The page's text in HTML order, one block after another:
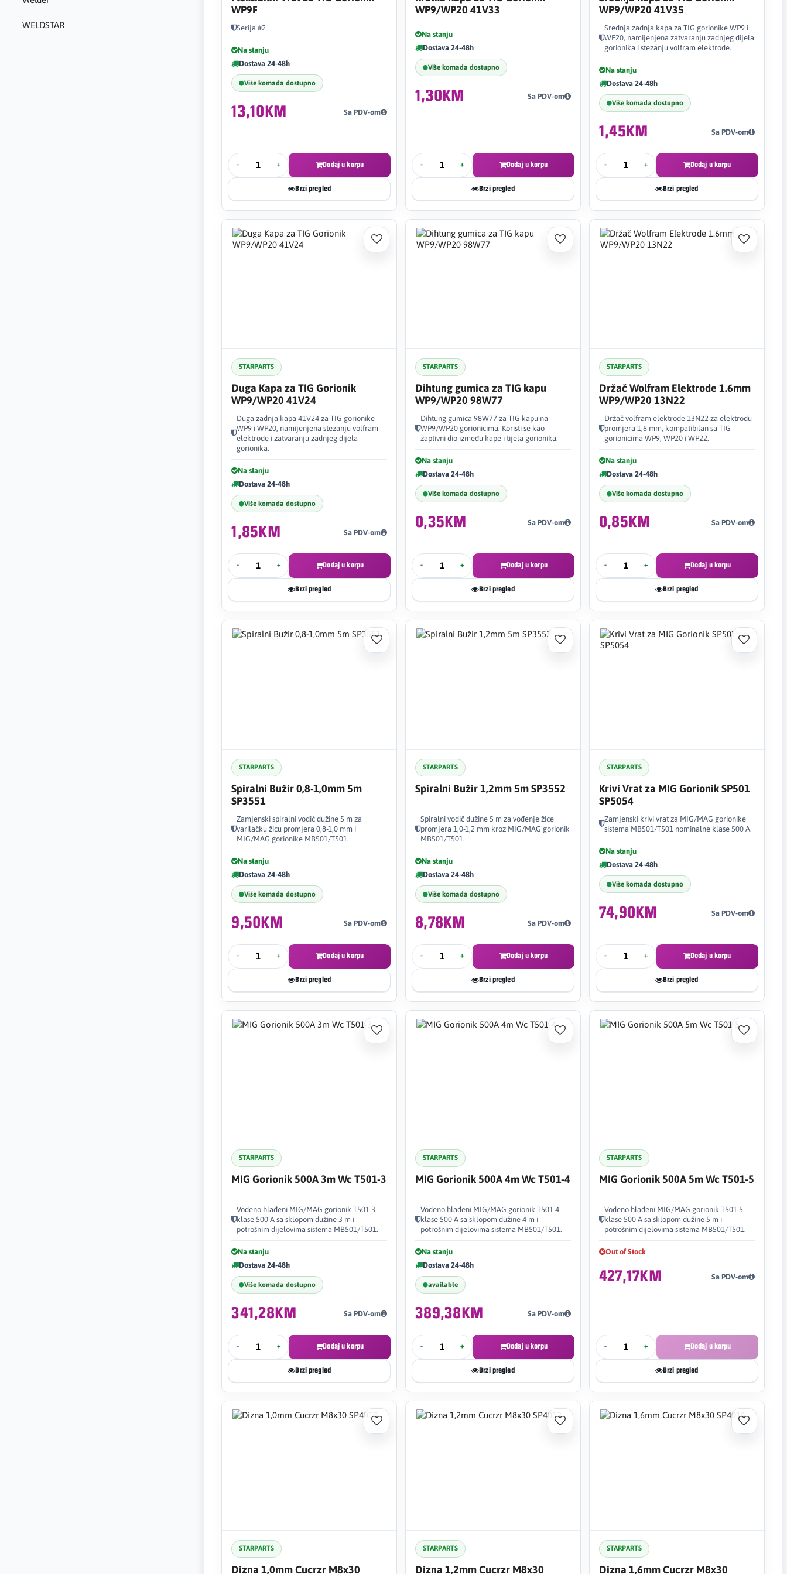
WELDSTAR
WP9F
Serija #2
Na stanju
Dostava 24-48h
Više komada dostupno
13,10KM Sa PDV-om
- + Dodaj u korpu
Brzi pregled
WP9/WP20 41V33
Na stanju
Dostava 24-48h
Više komada dostupno
1,30KM Sa PDV-om
- + Dodaj u korpu
Brzi pregled
WP9/WP20 41V35
Srednja zadnja kapa za TIG gorionike WP9 i
WP20, namijenjena zatvaranju zadnjeg dijela
gorionika i stezanju volfram elektrode.
Na stanju
Dostava 24-48h
Više komada dostupno
1,45KM Sa PDV-om
- + Dodaj u korpu
Brzi pregled
STARPARTS
Duga Kapa za TIG Gorionik
WP9/WP20 41V24
Duga zadnja kapa 41V24 za TIG gorionike
WP9 i WP20, namijenjena stezanju volfram
elektrode i zatvaranju zadnjeg dijela
gorionika.
Na stanju
Dostava 24-48h
Više komada dostupno
1,85KM Sa PDV-om
- + Dodaj u korpu
Brzi pregled
STARPARTS
Dihtung gumica za TIG kapu
WP9/WP20 98W77
Dihtung gumica 98W77 za TIG kapu na
WP9/WP20 gorionicima. Koristi se kao
zaptivni dio između kape i tijela gorionika.
Na stanju
Dostava 24-48h
Više komada dostupno
0,35KM Sa PDV-om
- + Dodaj u korpu
Brzi pregled
STARPARTS
Držač Wolfram Elektrode 1.6mm
WP9/WP20 13N22
Držač volfram elektrode 13N22 za elektrodu
promjera 1,6 mm, kompatibilan sa TIG
gorionicima WP9, WP20 i WP22.
Na stanju
Dostava 24-48h
Više komada dostupno
0,85KM Sa PDV-om
- + Dodaj u korpu
Brzi pregled
STARPARTS
Spiralni Bužir 0,8-1,0mm 5m
SP3551
Zamjenski spiralni vodič dužine 5 m za
varilačku žicu promjera 0,8-1,0 mm i
MIG/MAG gorionike MB501/T501.
Na stanju
Dostava 24-48h
Više komada dostupno
9,50KM Sa PDV-om
- + Dodaj u korpu
Brzi pregled
STARPARTS
Spiralni Bužir 1,2mm 5m SP3552
Spiralni vodič dužine 5 m za vođenje žice
promjera 1,0-1,2 mm kroz MIG/MAG gorionik
MB501/T501.
Na stanju
Dostava 24-48h
Više komada dostupno
8,78KM Sa PDV-om
- + Dodaj u korpu
Brzi pregled
STARPARTS
Krivi Vrat za MIG Gorionik SP501
SP5054
Zamjenski krivi vrat za MIG/MAG gorionike
sistema MB501/T501 nominalne klase 500 A.
Na stanju
Dostava 24-48h
Više komada dostupno
74,90KM Sa PDV-om
- + Dodaj u korpu
Brzi pregled
STARPARTS
MIG Gorionik 500A 3m Wc T501-3
Vodeno hlađeni MIG/MAG gorionik T501-3
klase 500 A sa sklopom dužine 3 m i
potrošnim dijelovima sistema MB501/T501.
Na stanju
Dostava 24-48h
Više komada dostupno
341,28KM Sa PDV-om
- + Dodaj u korpu
Brzi pregled
STARPARTS
MIG Gorionik 500A 4m Wc T501-4
Vodeno hlađeni MIG/MAG gorionik T501-4
klase 500 A sa sklopom dužine 4 m i
potrošnim dijelovima sistema MB501/T501.
Na stanju
Dostava 24-48h
available
389,38KM Sa PDV-om
- + Dodaj u korpu
Brzi pregled
STARPARTS
MIG Gorionik 500A 5m Wc T501-5
Vodeno hlađeni MIG/MAG gorionik T501-5
klase 500 A sa sklopom dužine 5 m i
potrošnim dijelovima sistema MB501/T501.
Out of Stock
427,17KM Sa PDV-om
- + Dodaj u korpu
Brzi pregled
STARPARTS
Dizna 1,0mm Cucrzr M8x30
STARPARTS
Dizna 1,2mm Cucrzr M8x30
STARPARTS
Dizna 1,6mm Cucrzr M8x30